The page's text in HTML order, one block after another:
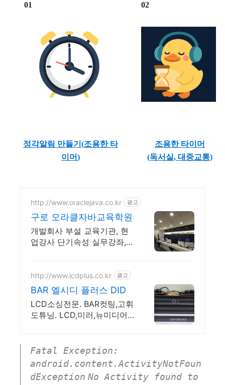
01 02
정각알림 만들기(조용한 타
이머)
조용한 타이머
(독서실, 대중교통)
http://www.oraclejava.co.kr 광고
구로 오라클자바교육학원
개발회사 부설 교육기관, 현
업강사 단기속성 실무강좌,
http://www.lcdplus.co.kr 광고
BAR 엘시디 플러스 DID
LCD소싱전문. BAR컷팅,고휘
도튜닝. LCD,미러,뉴미디어
Fatal Exception:
android.content.ActivityNotFoun
dException No Activity found to